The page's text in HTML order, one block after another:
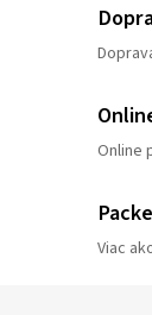
Online
Viac